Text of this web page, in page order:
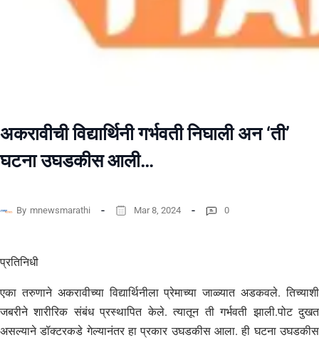
अकरावीची विद्यार्थिनी गर्भवती निघाली अन ‘ती’
घटना उघडकीस आली…
By mnewsmarathi Mar 8, 2024 0
प्रतिनिधी
एका तरुणाने अकरावीच्या विद्यार्थिनीला प्रेमाच्या जाळ्यात अडकवले. तिच्याशी
जबरीने शारीरिक संबंध प्रस्थापित केले. त्यातून ती गर्भवती झाली.पोट दुखत
असल्याने डॉक्टरकडे गेल्यानंतर हा प्रकार उघडकीस आला. ही घटना उघडकीस